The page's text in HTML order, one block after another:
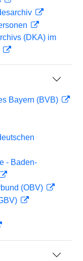
(DKA) im
Bayern (BVB)
- Baden-
(OBV)